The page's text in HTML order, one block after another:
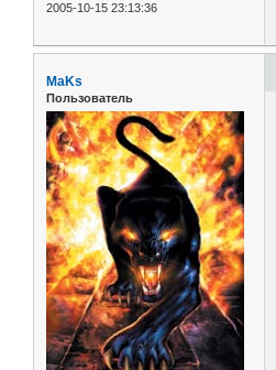
2005-10-15 23:13:36
MaKs
Пользователь